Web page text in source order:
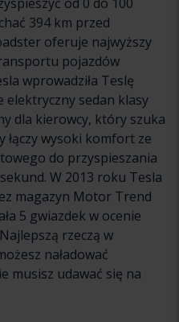
394 km przed
oferuje najwyższy
pojazdów
wprowadziła Teslę
elektryczny sedan klasy
dla kierowcy, który szuka
łączy wysoki komfort ze
do przyspieszania
W 2013 roku Tesla
magazyn Motor Trend
5 gwiazdek w ocenie
rzeczą w
naładować
musisz udawać się na